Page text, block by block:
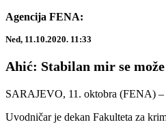
Agencija FENA:
Ned, 11.10.2020. 11:33
Ahić: Stabilan mir se
SARAJEVO, 11. oktobra (FENA) –
Uvodničar je dekan Fakulteta za